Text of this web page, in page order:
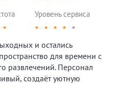
★
Уровень сервиса
★ ★ ★ ★ ★
и остались
для времени с
развлечений. Персонал
создаёт уютную